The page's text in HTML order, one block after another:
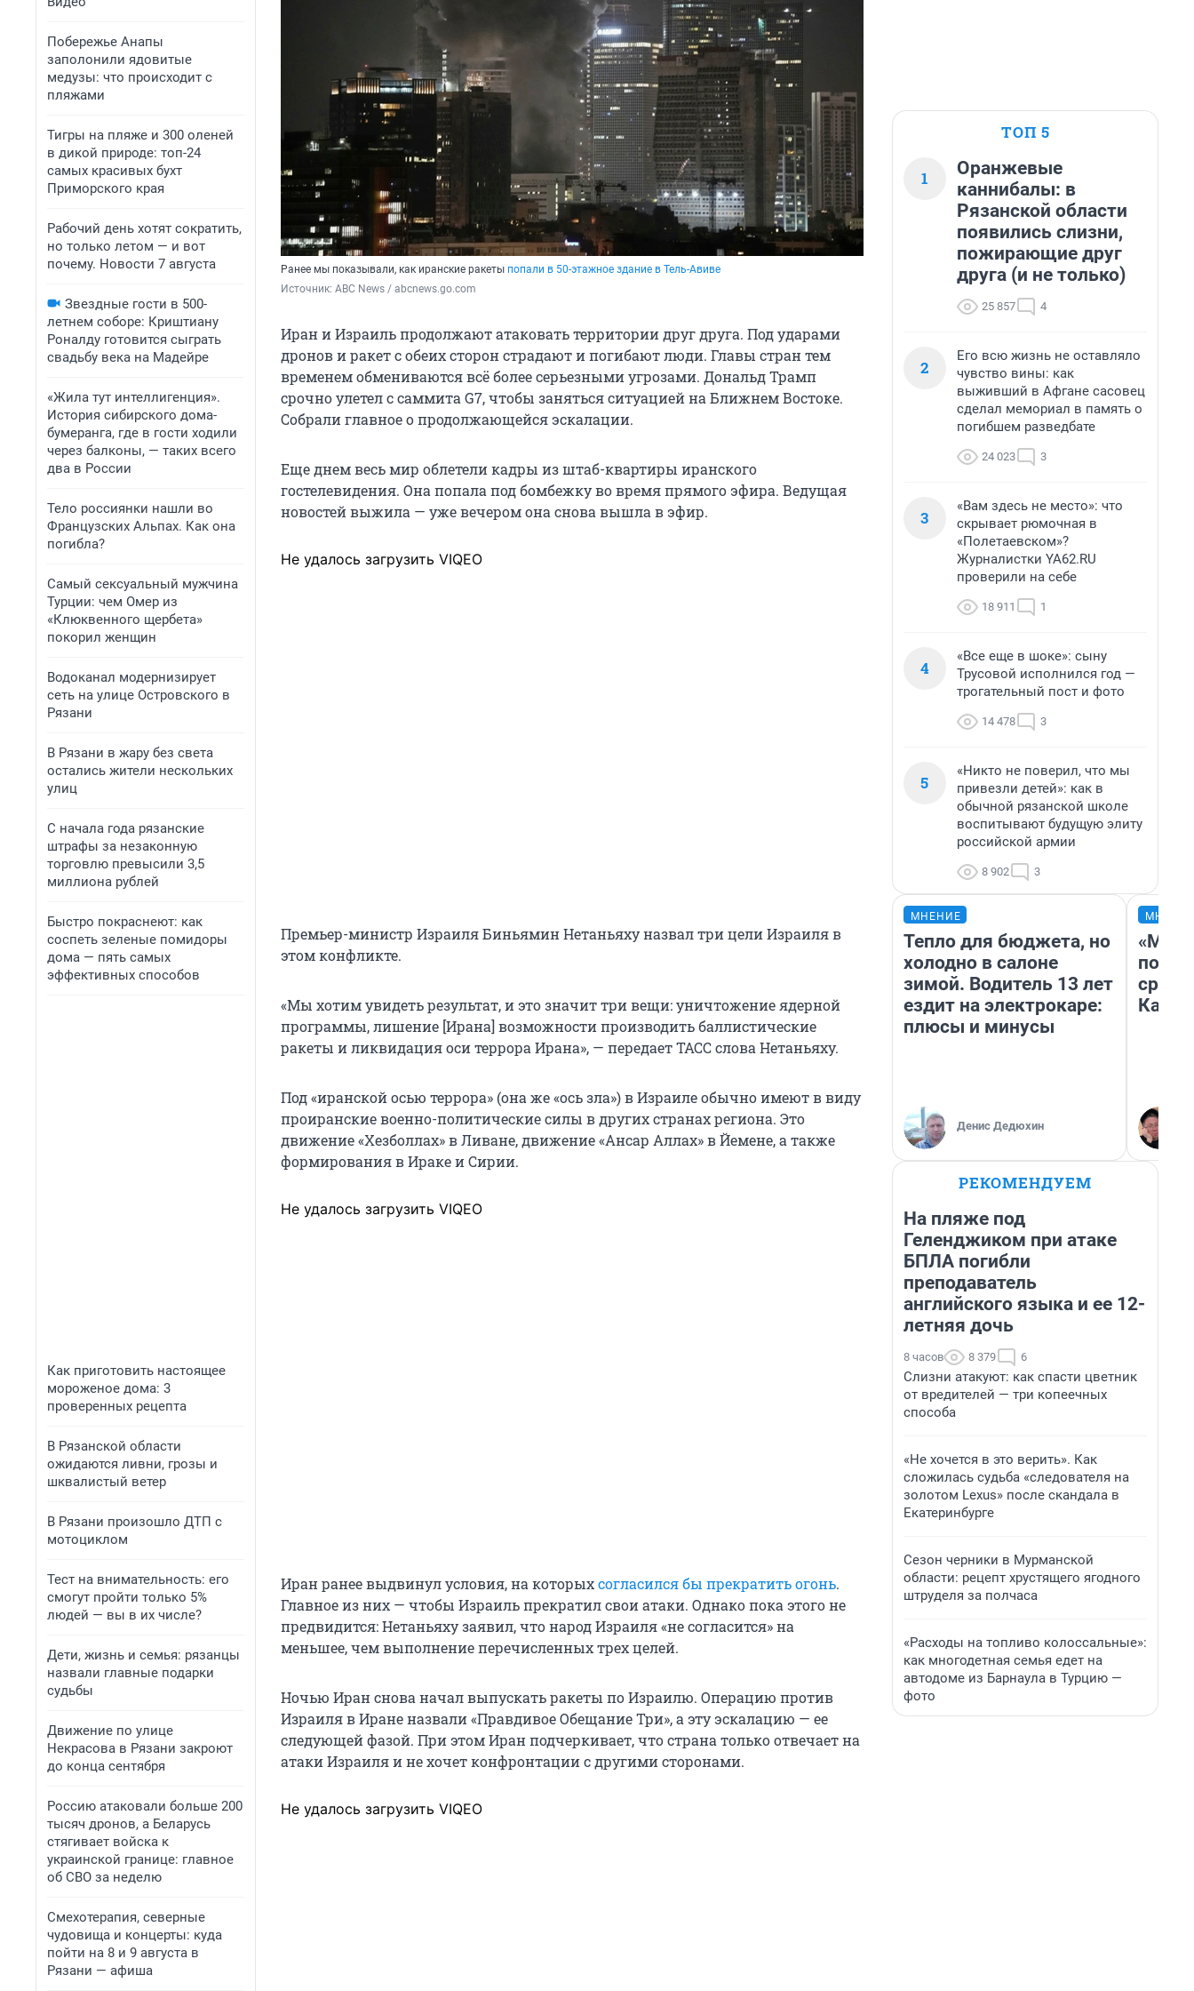
Побережье Анапы
заполонили ядовитые
медузы: что происходит с
пляжами
Тигры на пляже и 300 оленей
в дикой природе: топ-24
самых красивых бухт
Приморского края
Рабочий день хотят сократить,
но только летом — и вот
почему. Новости 7 августа
Звездные гости в 500-
летнем соборе: Криштиану
Роналду готовится сыграть
свадьбу века на Мадейре
«Жила тут интеллигенция».
История сибирского дома-
бумеранга, где в гости ходили
через балконы, — таких всего
два в России
Тело россиянки нашли во
Французских Альпах. Как она
погибла?
Самый сексуальный мужчина
Турции: чем Омер из
«Клюквенного щербета»
покорил женщин
Водоканал модернизирует
сеть на улице Островского в
Рязани
В Рязани в жару без света
остались жители нескольких
улиц
С начала года рязанские
штрафы за незаконную
торговлю превысили 3,5
миллиона рублей
Быстро покраснеют: как
соспеть зеленые помидоры
дома — пять самых
эффективных способов
Как приготовить настоящее
мороженое дома: 3
проверенных рецепта
В Рязанской области
ожидаются ливни, грозы и
шквалистый ветер
В Рязани произошло ДТП с
мотоциклом
Тест на внимательность: его
смогут пройти только 5%
людей — вы в их числе?
Дети, жизнь и семья: рязанцы
назвали главные подарки
судьбы
Движение по улице
Некрасова в Рязани закроют
до конца сентября
Россию атаковали больше 200
тысяч дронов, а Беларусь
стягивает войска к
украинской границе: главное
об СВО за неделю
Смехотерапия, северные
чудовища и концерты: куда
пойти на 8 и 9 августа в
Рязани — афиша
Ранее мы показывали, как иранские ракеты попали в 50-этажное здание в Тель-Авиве
Источник: ABC News / abcnews.go.com
Иран и Израиль продолжают атаковать территории друг друга. Под ударами
дронов и ракет с обеих сторон страдают и погибают люди. Главы стран тем
временем обмениваются всё более серьезными угрозами. Дональд Трамп
срочно улетел с саммита G7, чтобы заняться ситуацией на Ближнем Востоке.
Собрали главное о продолжающейся эскалации.
Еще днем весь мир облетели кадры из штаб-квартиры иранского
гостелевидения. Она попала под бомбежку во время прямого эфира. Ведущая
новостей выжила — уже вечером она снова вышла в эфир.
Не удалось загрузить VIQEO
Премьер-министр Израиля Биньямин Нетаньяху назвал три цели Израиля в
этом конфликте.
«Мы хотим увидеть результат, и это значит три вещи: уничтожение ядерной
программы, лишение [Ирана] возможности производить баллистические
ракеты и ликвидация оси террора Ирана», — передает ТАСС слова Нетаньяху.
Под «иранской осью террора» (она же «ось зла») в Израиле обычно имеют в виду
проиранские военно-политические силы в других странах региона. Это
движение «Хезболлах» в Ливане, движение «Ансар Аллах» в Йемене, а также
формирования в Ираке и Сирии.
Не удалось загрузить VIQEO
Иран ранее выдвинул условия, на которыхсогласился бы прекратить огонь.
Главное из них — чтобы Израиль прекратил свои атаки. Однако пока этого не
предвидится: Нетаньяху заявил, что народ Израиля «не согласится» на
меньшее, чем выполнение перечисленных трех целей.
Ночью Иран снова начал выпускать ракеты по Израилю. Операцию против
Израиля в Иране назвали «Правдивое Обещание Три», а эту эскалацию — ее
следующей фазой. При этом Иран подчеркивает, что страна только отвечает на
атаки Израиля и не хочет конфронтации с другими сторонами.
Не удалось загрузить VIQEO
ТОП 5
1
Оранжевые
каннибалы: в
Рязанской области
появились слизни,
пожирающие друг
друга (и не только)
25 857 4
2
Его всю жизнь не оставляло
чувство вины: как
выживший в Афгане сасовец
сделал мемориал в память о
погибшем разведбате
24 023 3
3
«Вам здесь не место»: что
скрывает рюмочная в
«Полетаевском»?
Журналистки YA62.RU
проверили на себе
18 911 1
4
«Все еще в шоке»: сыну
Трусовой исполнился год —
трогательный пост и фото
14 478 3
5
«Никто не поверил, что мы
привезли детей»: как в
обычной рязанской школе
воспитывают будущую элиту
российской армии
8 902 3
МНЕНИЕ
Тепло для бюджета, но
холодно в салоне
зимой. Водитель 13 лет
ездит на электрокаре:
плюсы и минусы
Денис Дедюхин
РЕКОМЕНДУЕМ
На пляже под
Геленджиком при атаке
БПЛА погибли
преподаватель
английского языка и ее 12-
летняя дочь
8 часов 8 379 6
Слизни атакуют: как спасти цветник
от вредителей — три копеечных
способа
«Не хочется в это верить». Как
сложилась судьба «следователя на
золотом Lexus» после скандала в
Екатеринбурге
Сезон черники в Мурманской
области: рецепт хрустящего ягодного
штруделя за полчаса
«Расходы на топливо колоссальные»:
как многодетная семья едет на
автодоме из Барнаула в Турцию —
фото